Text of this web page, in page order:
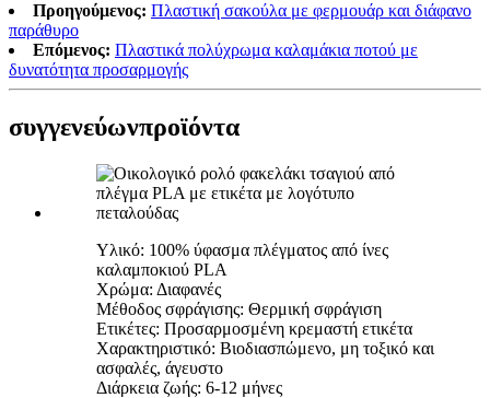
Προηγούμενος: Πλαστική σακούλα με φερμουάρ και διάφανο
παράθυρο
Επόμενος: Πλαστικά πολύχρωμα καλαμάκια ποτού με
δυνατότητα προσαρμογής
συγγενεύωνπροϊόντα
Υλικό: 100% ύφασμα πλέγματος από ίνες
καλαμποκιού PLA
Χρώμα: Διαφανές
Μέθοδος σφράγισης: Θερμική σφράγιση
Ετικέτες: Προσαρμοσμένη κρεμαστή ετικέτα
Χαρακτηριστικό: Βιοδιασπώμενο, μη τοξικό και
ασφαλές, άγευστο
Διάρκεια ζωής: 6-12 μήνες